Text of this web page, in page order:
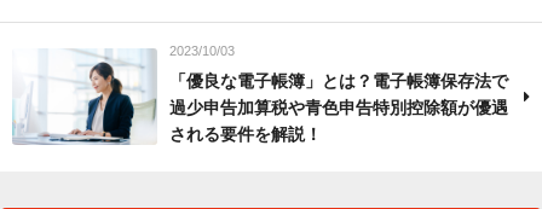
2023/10/03
「優良な電子帳簿」とは？電子帳簿保存法で
過少申告加算税や青色申告特別控除額が優遇
される要件を解説！